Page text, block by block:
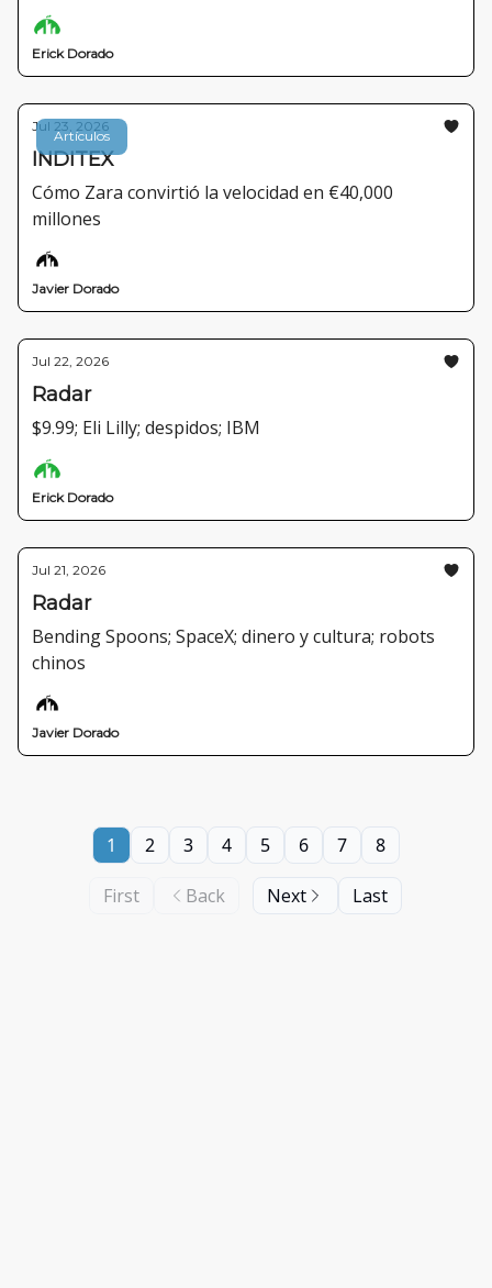
Erick Dorado
Artículos
Jul 23, 2026
INDITEX
Cómo Zara convirtió la velocidad en €40,000
millones
Javier Dorado
Jul 22, 2026
Radar
$9.99; Eli Lilly; despidos; IBM
Erick Dorado
Jul 21, 2026
Radar
Bending Spoons; SpaceX; dinero y cultura; robots
chinos
Javier Dorado
First Back
1 2 3 4 5 6 7 8
Next Last